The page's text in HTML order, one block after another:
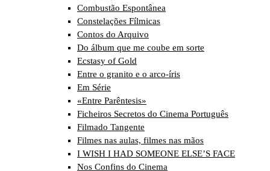
Combustão Espontânea
Constelações Fílmicas
Contos do Arquivo
Do álbum que me coube em sorte
Ecstasy of Gold
Entre o granito e o arco-íris
Em Série
«Entre Parêntesis»
Ficheiros Secretos do Cinema Português
Filmado Tangente
Filmes nas aulas, filmes nas mãos
I WISH I HAD SOMEONE ELSE’S FACE
Nos Confins do Cinema